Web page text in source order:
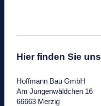
Hier finden Sie uns
Hoffmann Bau GmbH
Am Jungenwäldchen 16
66663 Merzig